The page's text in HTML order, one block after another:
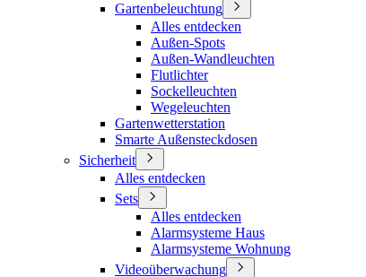
Gartenbeleuchtung
Alles entdecken
Außen-Spots
Außen-Wandleuchten
Flutlichter
Sockelleuchten
Wegeleuchten
Gartenwetterstation
Smarte Außensteckdosen
Sicherheit
Alles entdecken
Sets
Alles entdecken
Alarmsysteme Haus
Alarmsysteme Wohnung
Videoüberwachung